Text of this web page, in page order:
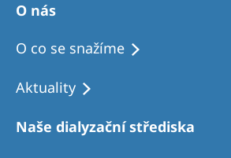
O nás
O co se snažíme
Aktuality
Naše dialyzační střediska